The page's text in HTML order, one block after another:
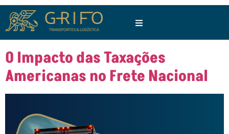
O Impacto das Taxações
Americanas no Frete Nacional